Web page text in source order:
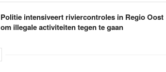
Politie intensiveert riviercontroles in Regio Oost
om illegale activiteiten tegen te gaan